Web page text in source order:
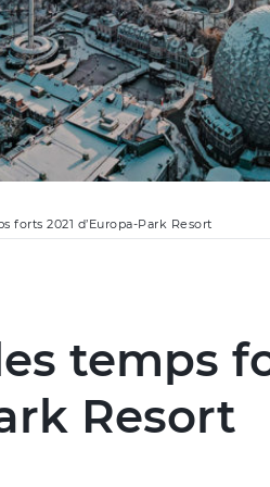
forts 2021 d’Europa-Park Resort
temps
Resort